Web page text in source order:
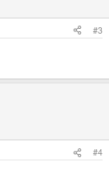
#3
#4